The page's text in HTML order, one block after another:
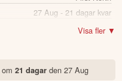
27 Aug - 21 dagar kvar
Nej
Noterad
Visa fler ▼
om 21 dagarden 27 Aug